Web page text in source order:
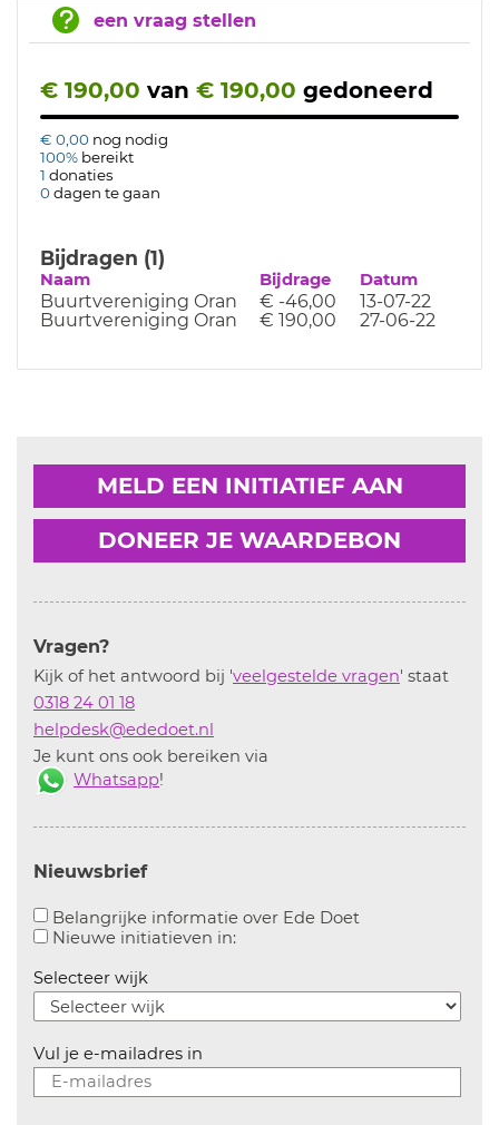
een vraag stellen
€ 190,00 van € 190,00 gedoneerd
€ 0,00 nog nodig
100% bereikt
1 donaties
0dagen te gaan
Bijdragen (1)
Naam Bijdrage Datum
Buurtvereniging Oran € -46,00
13-07-22
Buurtvereniging Oran
€ 190,00 27-06-22
MELD EEN INITIATIEF AAN
DONEER JE WAARDEBON
Vragen?
Kijk of het antwoord bij 'veelgestelde vragen' staat
0318 24 01 18
helpdesk@ededoet.nl
Je kunt ons ook bereiken via
Whatsapp!
Nieuwsbrief
Belangrijke informatie over Ede Doet
Nieuwe initiatieven in:Aanvinken om informatie over
Selecteer wijk
Vul je e-mailadres in